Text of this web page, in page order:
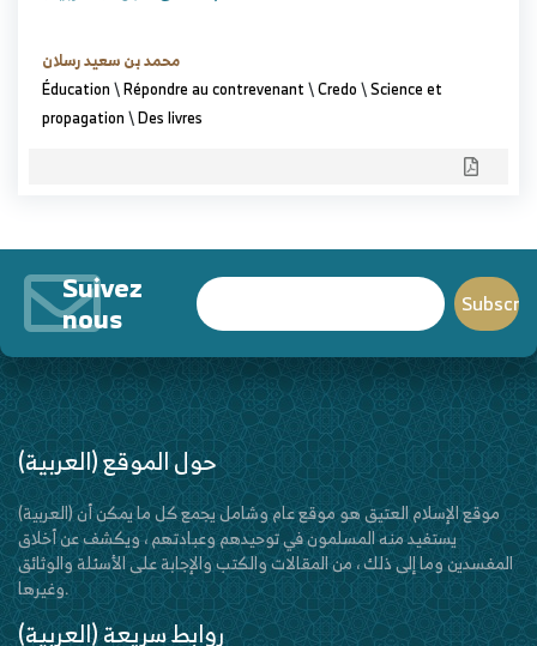
محمد بن سعيد رسلان
Éducation\Répondre au contrevenant\Credo\Science et
propagation\Des livres
Suivez
nous
(العربية) حول الموقع
(العربية) موقع الإسلام العتيق هو موقع عام وشامل يجمع كل ما يمكن أن
يستفيد منه المسلمون في توحيدهم وعبادتهم ، ويكشف عن أخلاق
المفسدين وما إلى ذلك ، من المقالات والكتب والإجابة على الأسئلة والوثائق
وغيرها.
(العربية) روابط سريعة